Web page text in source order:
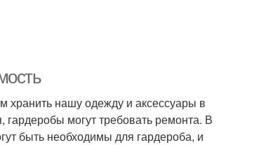
нашу одежду и аксессуары в
могут требовать ремонта. В
быть необходимы для гардероба, и